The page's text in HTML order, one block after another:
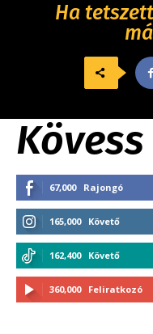
Ha
67,000 Rajongó
165,000 Követő
162,400 Követő
360,000 Feliratkozó